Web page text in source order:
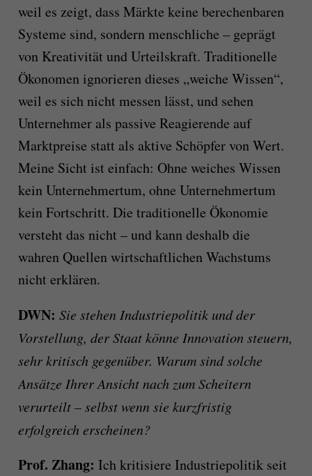
weil es zeigt, dass Märkte keine berechenbaren
Systeme sind, sondern menschliche – geprägt
von Kreativität und Urteilskraft. Traditionelle
Ökonomen ignorieren dieses „weiche Wissen“,
weil es sich nicht messen lässt, und sehen
Unternehmer als passive Reagierende auf
Marktpreise statt als aktive Schöpfer von Wert.
Meine Sicht ist einfach: Ohne weiches Wissen
kein Unternehmertum, ohne Unternehmertum
kein Fortschritt. Die traditionelle Ökonomie
versteht das nicht – und kann deshalb die
wahren Quellen wirtschaftlichen Wachstums
nicht erklären.
DWN: Sie stehen Industriepolitik und der
Vorstellung, der Staat könne Innovation steuern,
sehr kritisch gegenüber. Warum sind solche
Ansätze Ihrer Ansicht nach zum Scheitern
verurteilt – selbst wenn sie kurzfristig
erfolgreich erscheinen?
Prof. Zhang: Ich kritisiere Industriepolitik seit